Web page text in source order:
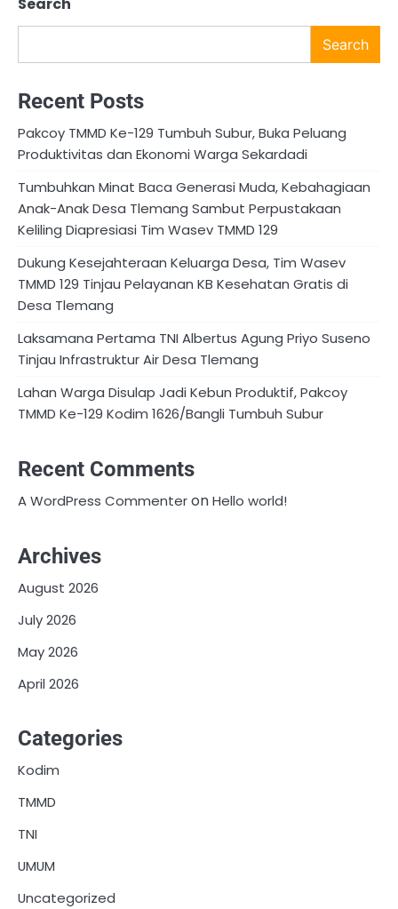
Search
Recent Posts
Pakcoy TMMD Ke-129 Tumbuh Subur, Buka Peluang
Produktivitas dan Ekonomi Warga Sekardadi
Tumbuhkan Minat Baca Generasi Muda, Kebahagiaan
Anak-Anak Desa Tlemang Sambut Perpustakaan
Keliling Diapresiasi Tim Wasev TMMD 129
Dukung Kesejahteraan Keluarga Desa, Tim Wasev
TMMD 129 Tinjau Pelayanan KB Kesehatan Gratis di
Desa Tlemang
Laksamana Pertama TNI Albertus Agung Priyo Suseno
Tinjau Infrastruktur Air Desa Tlemang
Lahan Warga Disulap Jadi Kebun Produktif, Pakcoy
TMMD Ke-129 Kodim 1626/Bangli Tumbuh Subur
Recent Comments
A WordPress CommenteronHello world!
Archives
August 2026
July 2026
May 2026
April 2026
Categories
Kodim
TMMD
TNI
UMUM
Uncategorized